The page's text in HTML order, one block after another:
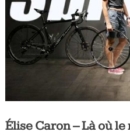
Tous
jours,
votre
actualité
Élise Caron – Là où